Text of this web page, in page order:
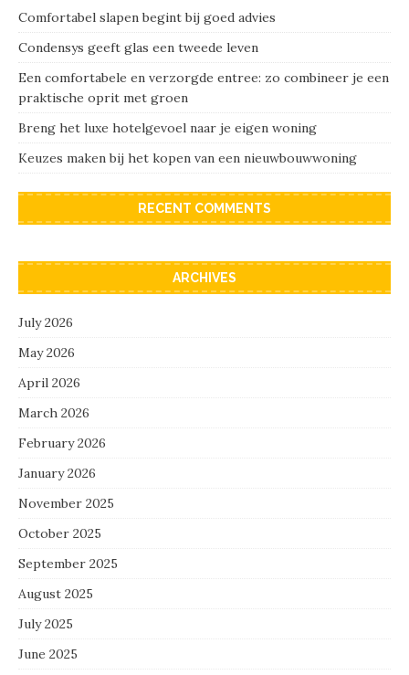
Comfortabel slapen begint bij goed advies
Condensys geeft glas een tweede leven
Een comfortabele en verzorgde entree: zo combineer je een
praktische oprit met groen
Breng het luxe hotelgevoel naar je eigen woning
Keuzes maken bij het kopen van een nieuwbouwwoning
RECENT COMMENTS
ARCHIVES
July 2026
May 2026
April 2026
March 2026
February 2026
January 2026
November 2025
October 2025
September 2025
August 2025
July 2025
June 2025